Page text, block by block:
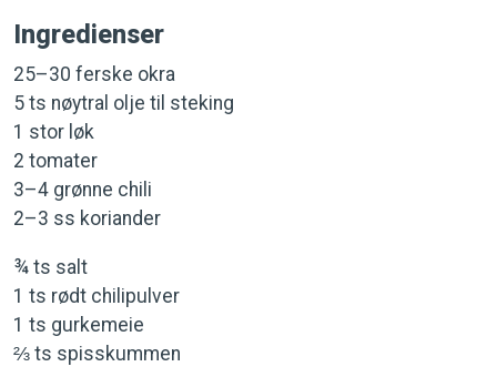
Ingredienser
25–30 ferske okra
5 ts nøytral olje til steking
1 stor løk
2 tomater
3–4 grønne chili
2–3 ss koriander
¾ ts salt
1 ts rødt chilipulver
1 ts gurkemeie
⅔ ts spisskummen